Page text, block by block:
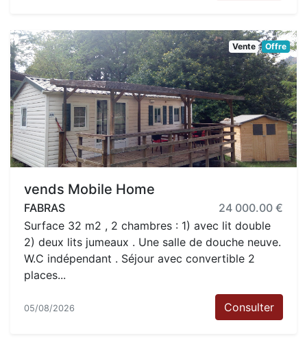
Vente Offre
vends Mobile Home
FABRAS
24 000.00 €
Surface 32 m2 , 2 chambres : 1) avec lit double
2) deux lits jumeaux . Une salle de douche neuve.
W.C indépendant . Séjour avec convertible 2
places...
05/08/2026 Consulter